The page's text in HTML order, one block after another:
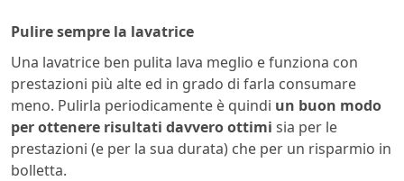
Pulire sempre la lavatrice
Una lavatrice ben pulita lava meglio e funziona con
prestazioni più alte ed in grado di farla consumare
meno. Pulirla periodicamente è quindi un buon modo
per ottenere risultati davvero ottimi sia per le
prestazioni (e per la sua durata) che per un risparmio in
bolletta.